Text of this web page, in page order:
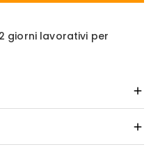
giorni lavorativi per